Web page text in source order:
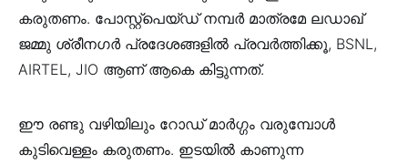
കരുതണം. പോസ്റ്റ്പെയ്ഡ് നമ്പർ മാത്രമേ ലഡാഖ്
ജമ്മു ശ്രീനഗർ പ്രദേശങ്ങളിൽ പ്രവർത്തിക്കൂ, BSNL,
AIRTEL, JIO ആണ് ആകെ കിട്ടുന്നത്.
ഈ രണ്ടു വഴിയിലും റോഡ് മാർഗ്ഗം വരുമ്പോൾ
കുടിവെള്ളം കരുതണം. ഇടയിൽ കാണുന്ന